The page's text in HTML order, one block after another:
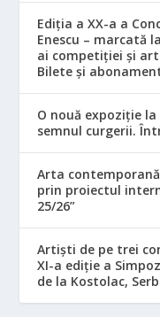
Ediția a XX-a a
Enescu – marcată
ai competiției și
Bilete și
O nouă expoziție
semnul curgerii.
Arta
prin proiectul
25/26”
Artiști de pe trei
XI-a ediție a
de la Kostolac,